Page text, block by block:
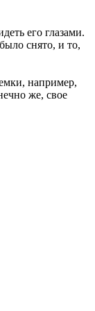
его глазами.
снято, и то,
например,
же, свое